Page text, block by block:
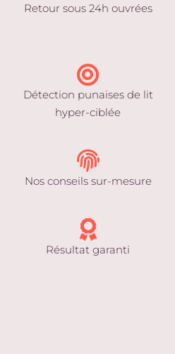
Retour sous 24h ouvrées
Détection punaises de lit
hyper-ciblée
Nos conseils sur-mesure
Résultat garanti